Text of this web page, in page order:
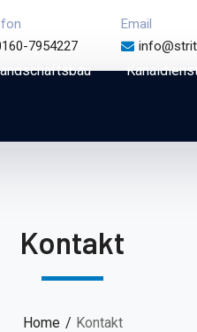
7954227
Email
Kontakt
Home Kontakt